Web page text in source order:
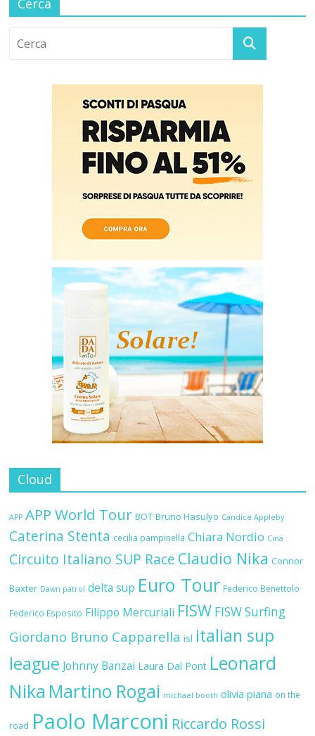
Cloud
APP APP World Tour BOT Bruno Hasulyo Candice Appleby
Caterina Stenta cecilia pampinella Chiara Nordio Cina
Circuito Italiano SUP Race Claudio Nika Connor
Baxter Dawn patrol delta sup Euro Tour Federico Benettolo
Federico Esposito Filippo Mercuriali FISW FISW Surfing
Giordano Bruno Capparella isl italian sup
league Johnny Banzai Laura Dal Pont Leonard
Nika Martino Rogai michael booth olivia piana on the
road Paolo Marconi Riccardo Rossi